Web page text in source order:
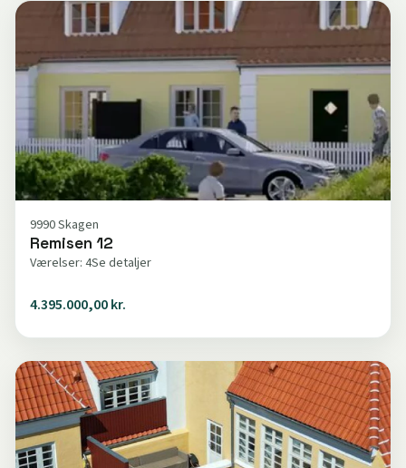
9990 Skagen
Remisen 12
Værelser: 4Se detaljer
4.395.000,00 kr.